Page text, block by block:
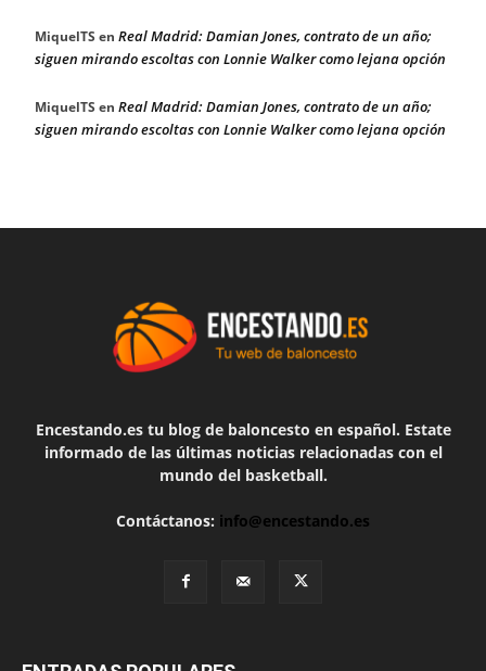
MiquelTS en Real Madrid: Damian Jones, contrato de un año;
siguen mirando escoltas con Lonnie Walker como lejana opción
MiquelTS en Real Madrid: Damian Jones, contrato de un año;
siguen mirando escoltas con Lonnie Walker como lejana opción
Encestando.es tu blog de baloncesto en español. Estate
informado de las últimas noticias relacionadas con el
mundo del basketball.
Contáctanos: info@encestando.es